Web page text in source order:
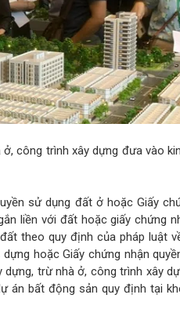
công trình xây dựng đưa vào
sử dụng đất ở hoặc Giấy
liền với đất hoặc giấy chứng
theo quy định của pháp luật
hoặc Giấy chứng nhận
trừ nhà ở, công trình xây
án bất động sản quy định tại